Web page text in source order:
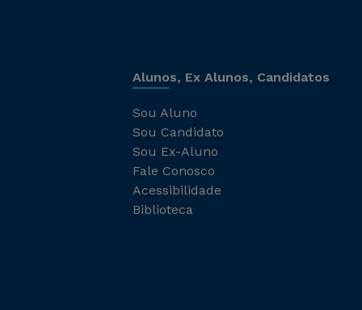
Alunos, Ex Alunos, Candidatos
Sou Aluno
Sou Candidato
Sou Ex-Aluno
Fale Conosco
Acessibilidade
Biblioteca